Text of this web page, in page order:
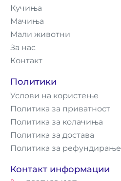
Кучиња
Мачиња
Мали животни
За нас
Контакт
Политики
Услови на користење
Политика за приватност
Политика за колачиња
Политика за достава
Политика за рефундирање
Контакт информации